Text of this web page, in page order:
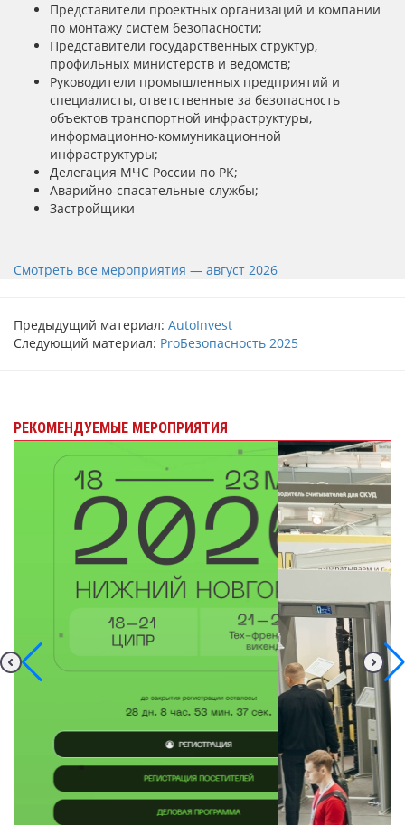
Представители проектных организаций и компании
по монтажу систем безопасности;
Представители государственных структур,
профильных министерств и ведомств;
Руководители промышленных предприятий и
специалисты, ответственные за безопасность
объектов транспортной инфраструктуры,
информационно-коммуникационной
инфраструктуры;
Делегация МЧС России по РК;
Аварийно-спасательные службы;
Застройщики
Смотреть все мероприятия — август 2026
Предыдущий материал: AutoInvest
Следующий материал: ProБезопасность 2025
РЕКОМЕНДУЕМЫЕ МЕРОПРИЯТИЯ